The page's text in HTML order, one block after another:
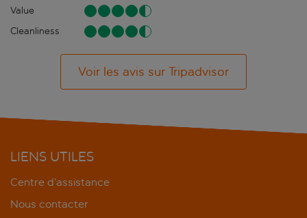
Value
Cleanliness
Voir les avis sur Tripadvisor
LIENS UTILES
Centre d’assistance
Nous contacter